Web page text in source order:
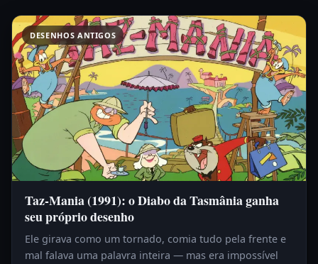
DESENHOS ANTIGOS
Taz-Mania (1991): o Diabo da Tasmânia ganha
seu próprio desenho
Ele girava como um tornado, comia tudo pela frente e
mal falava uma palavra inteira — mas era impossível